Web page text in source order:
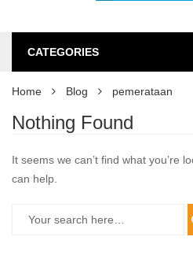
CATEGORIES
Home Blog pemerataan
Nothing Found
It seems we can’t find what you’re
can help.